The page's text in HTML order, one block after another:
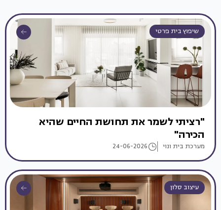
שיפוץ בית פרטי
"רציתי לשמר את תחושת החיים שהיא
הכירה"
מערכת בית ונוי 24-06-2026
עיצוב סלון